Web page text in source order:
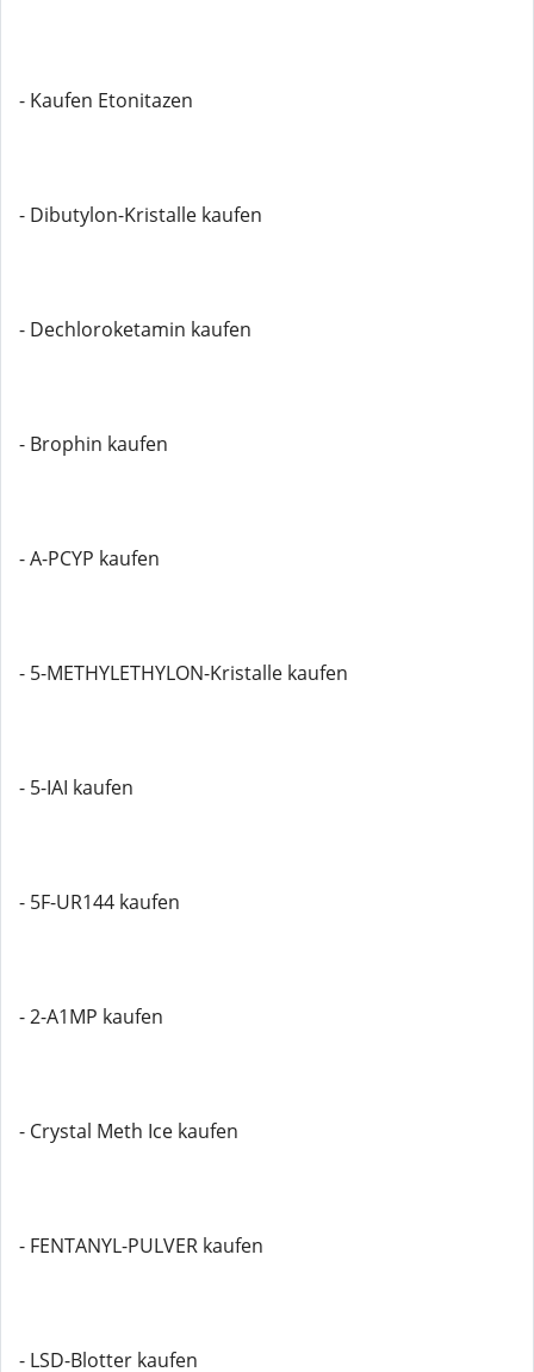
- Kaufen Etonitazen
- Dibutylon-Kristalle kaufen
- Dechloroketamin kaufen
- Brophin kaufen
- A-PCYP kaufen
- 5-METHYLETHYLON-Kristalle kaufen
- 5-IAI kaufen
- 5F-UR144 kaufen
- 2-A1MP kaufen
- Crystal Meth Ice kaufen
- FENTANYL-PULVER kaufen
- LSD-Blotter kaufen